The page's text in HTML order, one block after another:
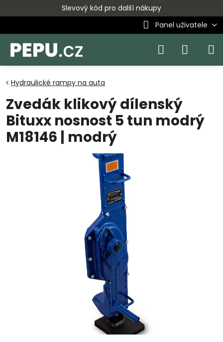
Slevový kód pro další nákupy
Panel uživatele
Hydraulické rampy na auta
Zvedák klikový dílenský
Bituxx nosnost 5 tun modrý
M18146 | modrý